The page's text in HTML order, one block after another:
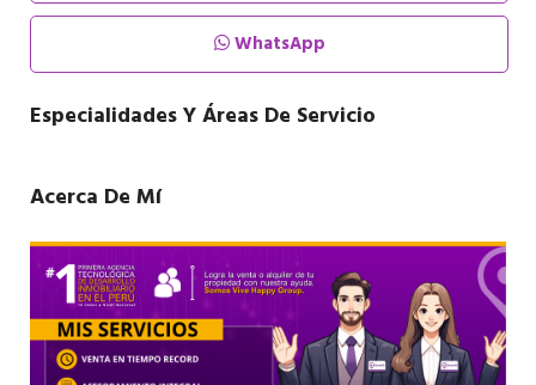
WhatsApp
Especialidades Y Áreas De Servicio
Acerca De Mí